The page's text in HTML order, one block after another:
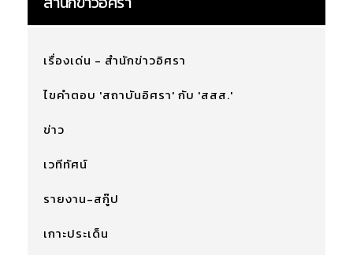
เรื่องเด่น - สำนักข่าวอิศรา
ไขคำตอบ 'สถาบันอิศรา' กับ 'สสส.'
ข่าว
เวทีทัศน์
รายงาน-สกู๊ป
เกาะประเด็น